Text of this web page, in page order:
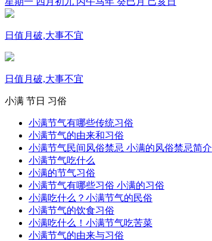
日值月破,大事不宜
日值月破,大事不宜
小满 节日 习俗
小满节气有哪些传统习俗
小满节气的由来和习俗
小满节气民间风俗禁忌 小满的风俗禁忌简介
小满节气吃什么
小满的节气习俗
小满节气有哪些习俗 小满的习俗
小满吃什么？小满节气的民俗
小满节气的饮食习俗
小满吃什么！小满节气吃苦菜
小满节气的由来与习俗